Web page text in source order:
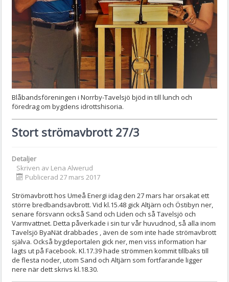
Blåbandsföreningen i Norrby-Tavelsjö bjöd in till lunch och
föredrag om bygdens idrottshisoria.
Stort strömavbrott 27/3
Detaljer
Skriven av Lena Alwerud
Publicerad 27 mars 2017
Strömavbrott hos Umeå Energi idag den 27 mars har orsakat ett
större bredbandsavbrott. Vid kl.15.48 gick Altjärn och Östibyn ner,
senare försvann också Sand och Liden och så Tavelsjö och
Varmvattnet. Detta påverkade i sin tur vår huvudnod, så alla inom
Tavelsjö ByaNät drabbades , även de som inte hade strömavbrott
själva. Också bygdeportalen gick ner, men viss information har
lagts ut på Facebook. Kl.17.39 hade strömmen kommit tillbaks till
de flesta noder, utom Sand och Altjärn som fortfarande ligger
nere när dett skrivs kl.18.30.